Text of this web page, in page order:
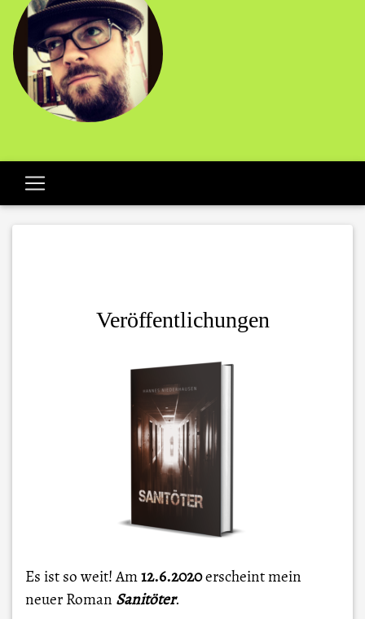
Veröffentlichungen
Es ist so weit! Am12.6.2020erscheint mein
neuer Roman Sanitöter.